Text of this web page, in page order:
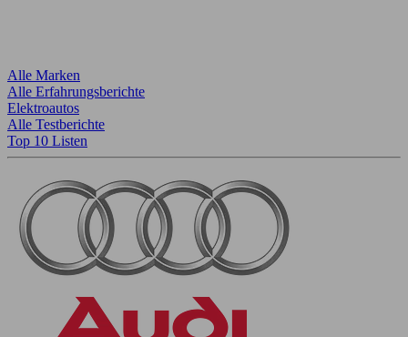
Alle Marken
Alle Erfahrungsberichte
Elektroautos
Alle Testberichte
Top 10 Listen